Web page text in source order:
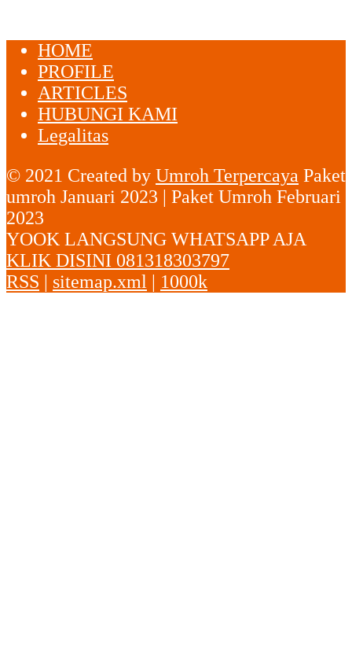
HOME
PROFILE
ARTICLES
HUBUNGI KAMI
Legalitas
© 2021 Created by Umroh Terpercaya Paket
umroh Januari 2023 | Paket Umroh Februari
2023
YOOK LANGSUNG WHATSAPP AJA
KLIK DISINI 081318303797
RSS
sitemap.xml 1000k